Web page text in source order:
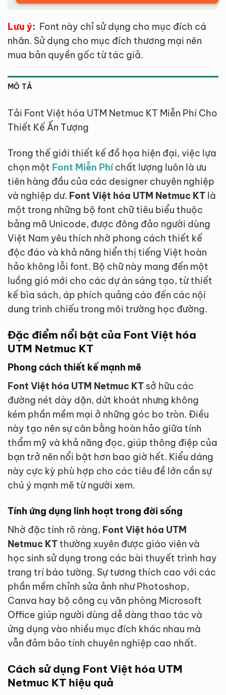
Lưu ý: Font này chỉ sử dụng cho mục đích cá
nhân. Sử dụng cho mục đích thương mại nên
mua bản quyền gốc từ tác giả.
MÔ TẢ
Tải Font Việt hóa UTM Netmuc KT Miễn Phí Cho
Thiết Kế Ấn Tượng
Trong thế giới thiết kế đồ họa hiện đại, việc lựa
chọn một Font Miễn Phíchất lượng luôn là ưu
tiên hàng đầu của các designer chuyên nghiệp
và nghiệp dư. Font Việt hóa UTM Netmuc KT là
một trong những bộ font chữ tiêu biểu thuộc
bảng mã Unicode, được đông đảo người dùng
Việt Nam yêu thích nhờ phong cách thiết kế
độc đáo và khả năng hiển thị tiếng Việt hoàn
hảo không lỗi font. Bộ chữ này mang đến một
luồng gió mới cho các dự án sáng tạo, từ thiết
kế bìa sách, áp phích quảng cáo đến các nội
dung trình chiếu trong môi trường học đường.
Đặc điểm nổi bật của Font Việt hóa
UTM Netmuc KT
Phong cách thiết kế mạnh mẽ
Font Việt hóa UTM Netmuc KT sở hữu các
đường nét dày dặn, dứt khoát nhưng không
kém phần mềm mại ở những góc bo tròn. Điều
này tạo nên sự cân bằng hoàn hảo giữa tính
thẩm mỹ và khả năng đọc, giúp thông điệp của
bạn trở nên nổi bật hơn bao giờ hết. Kiểu dáng
này cực kỳ phù hợp cho các tiêu đề lớn cần sự
chú ý mạnh mẽ từ người xem.
Tính ứng dụng linh hoạt trong đời sống
Nhờ đặc tính rõ ràng, Font Việt hóa UTM
Netmuc KTthường xuyên được giáo viên và
học sinh sử dụng trong các bài thuyết trình hay
trang trí báo tường. Sự tương thích cao với các
phần mềm chỉnh sửa ảnh như Photoshop,
Canva hay bộ công cụ văn phòng Microsoft
Office giúp người dùng dễ dàng thao tác và
ứng dụng vào nhiều mục đích khác nhau mà
vẫn đảm bảo tính chuyên nghiệp cao nhất.
Cách sử dụng Font Việt hóa UTM
Netmuc KT hiệu quả